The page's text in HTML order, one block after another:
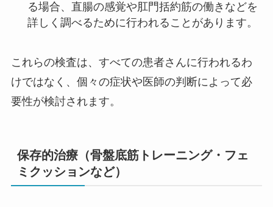
る場合、直腸の感覚や肛門括約筋の働きなどを
詳しく調べるために行われることがあります。
これらの検査は、すべての患者さんに行われるわ
けではなく、個々の症状や医師の判断によって必
要性が検討されます。
保存的治療（骨盤底筋トレーニング・フェ
ミクッションなど）